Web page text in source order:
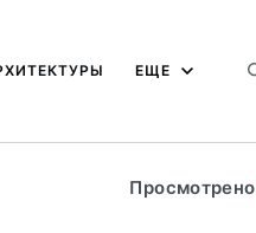
ЕЩЕ
Просмотрено